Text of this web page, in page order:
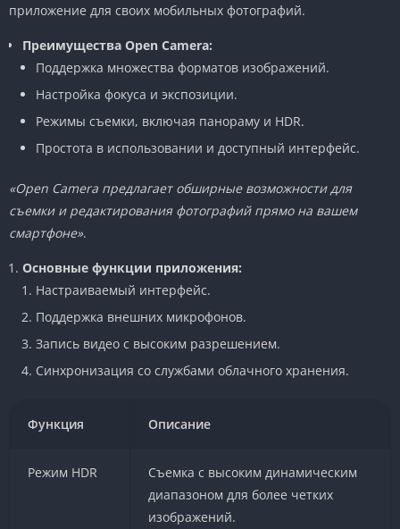
приложение для своих мобильных фотографий.
Преимущества Open Camera:
Поддержка множества форматов изображений.
Настройка фокуса и экспозиции.
Режимы съемки, включая панораму и HDR.
Простота в использовании и доступный интерфейс.
«Open Camera предлагает обширные возможности для
съемки и редактирования фотографий прямо на вашем
смартфоне».
Основные функции приложения:
Настраиваемый интерфейс.
Поддержка внешних микрофонов.
Запись видео с высоким разрешением.
Синхронизация со службами облачного хранения.
Функция Описание
Режим HDR
Съемка с высоким динамическим
диапазоном для более четких
изображений.